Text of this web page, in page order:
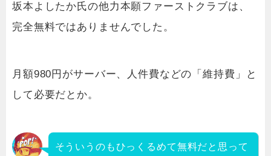
坂本よしたか氏の他力本願ファーストクラブは、
完全無料ではありませんでした。
月額980円がサーバー、人件費などの「維持費」と
して必要だとか。
そういうのもひっくるめて無料だと思って